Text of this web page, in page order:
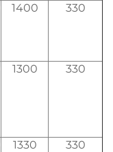
1400 330
1300 330
1330 330